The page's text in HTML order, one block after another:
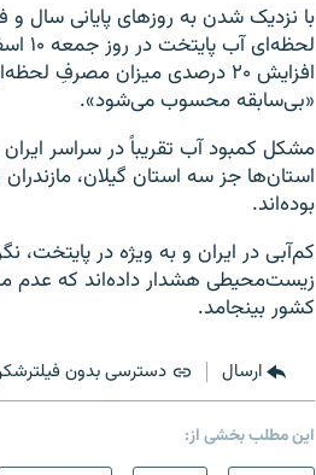
با نزدیک شدن به روزهای پایانی سال
افزایش ۲۰ درصدی میزان
«بی‌سابقه محسوب می‌شود».
مشکل کمبود آب تقریباً در سراسر
بوده‌اند.
کم‌آبی در ایران و به ویژه در پایتخت،
زیست‌محیطی هشدار داده‌اند که عدم
کشور بینجامد.
ارسال دسترسی بدون
این مطلب بخشی از: